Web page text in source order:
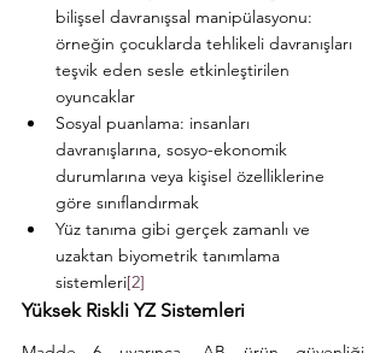
bilişsel davranışsal manipülasyonu:
örneğin çocuklarda tehlikeli davranışları
teşvik eden sesle etkinleştirilen
oyuncaklar
Sosyal puanlama: insanları
davranışlarına, sosyo-ekonomik
durumlarına veya kişisel özelliklerine
göre sınıflandırmak
Yüz tanıma gibi gerçek zamanlı ve
uzaktan biyometrik tanımlama
sistemleri[2]
Yüksek Riskli YZ Sistemleri